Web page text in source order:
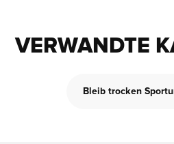
VERWANDTE
Bleib trocken